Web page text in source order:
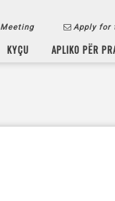
Meeting Apply for
KYÇU APLIKO PËR